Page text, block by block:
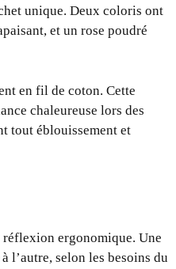
unique. Deux coloris ont
et un rose poudré
en fil de coton. Cette
chaleureuse lors des
tout éblouissement et
réflexion ergonomique. Une
l’autre, selon les besoins du